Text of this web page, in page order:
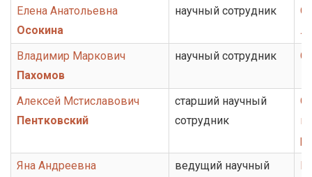
Елена Анатольевна
Осокина
научный сотрудник
Владимир Маркович
Пахомов
научный сотрудник
Алексей Мстиславович
Пентковский
старший научный
сотрудник
Яна Андреевна
ведущий научный